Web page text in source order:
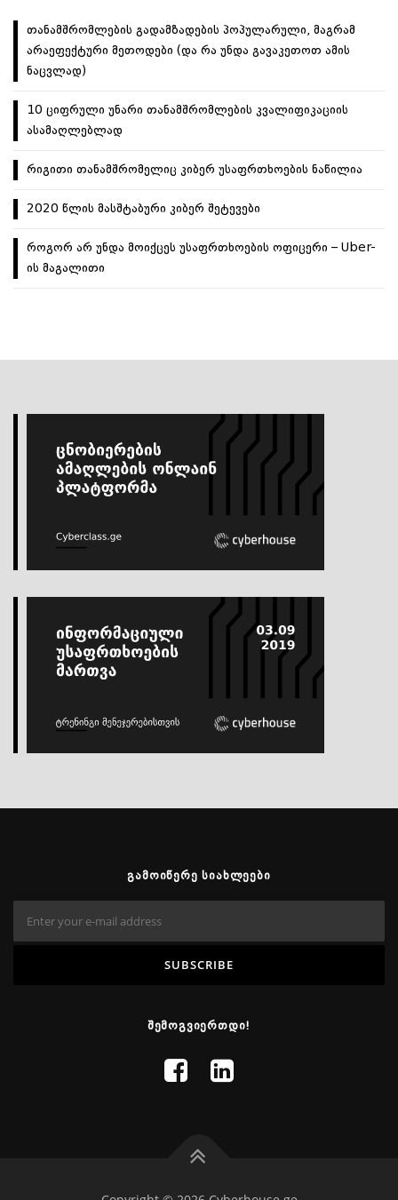
თანამშრომლების გადამზადების პოპულარული, მაგრამ
არაეფექტური მეთოდები (და რა უნდა გავაკეთოთ ამის
ნაცვლად)
10 ციფრული უნარი თანამშრომლების კვალიფიკაციის
ასამაღლებლად
რიგითი თანამშრომელიც კიბერ უსაფრთხოების ნაწილია
2020 წლის მასშტაბური კიბერ შეტევები
როგორ არ უნდა მოიქცეს უსაფრთხოების ოფიცერი – Uber-
ის მაგალითი
ᲒᲐᲛᲝᲘᲬᲔᲠᲔ ᲡᲘᲐᲮᲚᲔᲔᲑᲘ
ᲨᲔᲛᲝᲒᲕᲘᲔᲠᲗᲓᲘ!